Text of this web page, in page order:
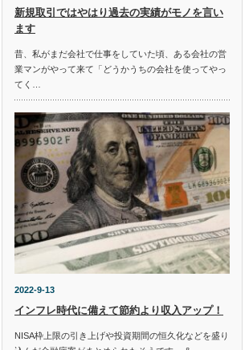
新規取引ではやはり過去の実績がモノを言い
ます
昔、私がまだ会社で仕事をしていた頃、ある会社の営
業マンがやって来て「どうかうちの会社を使ってやっ
てく…
2022-9-13
インフレ時代に備えて節約より収入アップ！
NISA枠上限の引き上げや投資期間の恒久化などを盛り